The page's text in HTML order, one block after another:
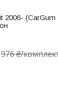
2006- (CarGum
976 ₴/